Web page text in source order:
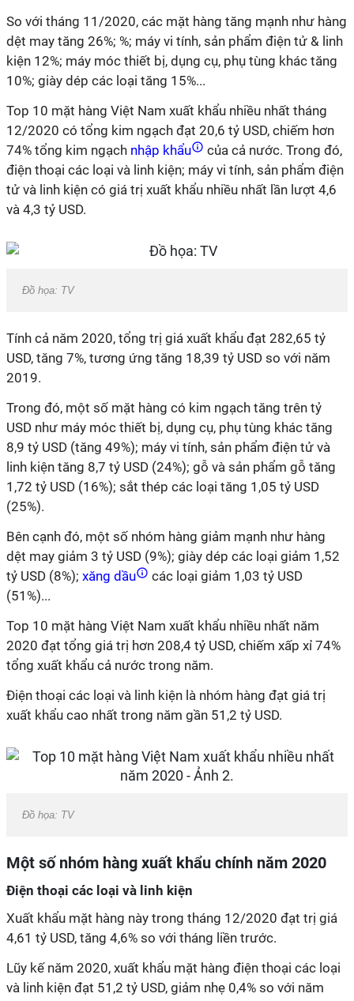
So với tháng 11/2020, các mặt hàng tăng mạnh như hàng
dệt may tăng 26%; %; máy vi tính, sản phẩm điện tử & linh
kiện 12%; máy móc thiết bị, dụng cụ, phụ tùng khác tăng
10%; giày dép các loại tăng 15%...
Top 10 mặt hàng Việt Nam xuất khẩu nhiều nhất tháng
12/2020 có tổng kim ngạch đạt 20,6 tỷ USD, chiếm hơn
74% tổng kim ngạch nhập khẩu
của cả nước. Trong đó,
điện thoại các loại và linh kiện; máy vi tính, sản phẩm điện
tử và linh kiện có giá trị xuất khẩu nhiều nhất lần lượt 4,6
và 4,3 tỷ USD.
Đồ họa: TV
Tính cả năm 2020, tổng trị giá xuất khẩu đạt 282,65 tỷ
USD, tăng 7%, tương ứng tăng 18,39 tỷ USD so với năm
2019.
Trong đó, một số mặt hàng có kim ngạch tăng trên tỷ
USD như máy móc thiết bị, dụng cụ, phụ tùng khác tăng
8,9 tỷ USD (tăng 49%); máy vi tính, sản phẩm điện tử và
linh kiện tăng 8,7 tỷ USD (24%); gỗ và sản phẩm gỗ tăng
1,72 tỷ USD (16%); sắt thép các loại tăng 1,05 tỷ USD
(25%).
Bên cạnh đó, một số nhóm hàng giảm mạnh như hàng
dệt may giảm 3 tỷ USD (9%); giày dép các loại giảm 1,52
tỷ USD (8%); xăng dầu
các loại giảm 1,03 tỷ USD
(51%)...
Top 10 mặt hàng Việt Nam xuất khẩu nhiều nhất năm
2020 đạt tổng giá trị hơn 208,4 tỷ USD, chiếm xấp xỉ 74%
tổng xuất khẩu cả nước trong năm.
Điện thoại các loại và linh kiện là nhóm hàng đạt giá trị
xuất khẩu cao nhất trong năm gần 51,2 tỷ USD.
Đồ họa: TV
Một số nhóm hàng xuất khẩu chính năm 2020
Điện thoại các loại và linh kiện
Xuất khẩu mặt hàng này trong tháng 12/2020 đạt trị giá
4,61 tỷ USD, tăng 4,6% so với tháng liền trước.
Lũy kế năm 2020, xuất khẩu mặt hàng điện thoại các loại
và linh kiện đạt 51,2 tỷ USD, giảm nhẹ 0,4% so với năm